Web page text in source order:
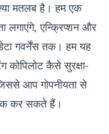
मतलब है। हम एक
लगाएंगे, एन्क्रिप्शन और
गवर्नेंस तक। हम यह
कोपिलोट कैसे सुरक्षा-
आप गोपनीयता से
कर सकते हैं।